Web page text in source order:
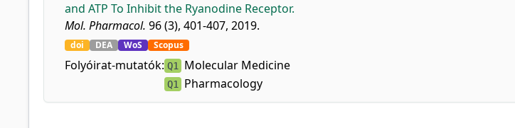
and ATP To Inhibit the Ryanodine Receptor.
Mol. Pharmacol. 96 (3), 401-407, 2019.
doi DEA WoS Scopus
Folyóirat-mutatók: Q1 Molecular Medicine
Q1 Pharmacology